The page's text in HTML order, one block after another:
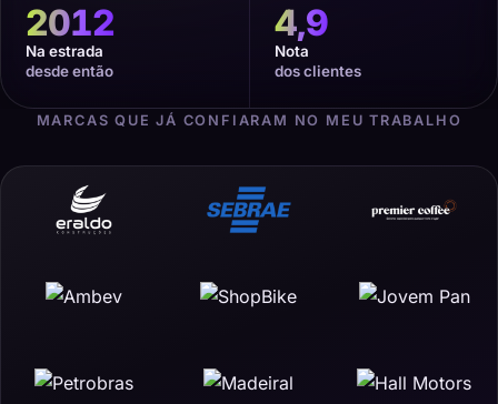
2012
Na estrada
desde então
4,9
Nota
dos clientes
MARCAS QUE JÁ CONFIARAM NO MEU TRABALHO